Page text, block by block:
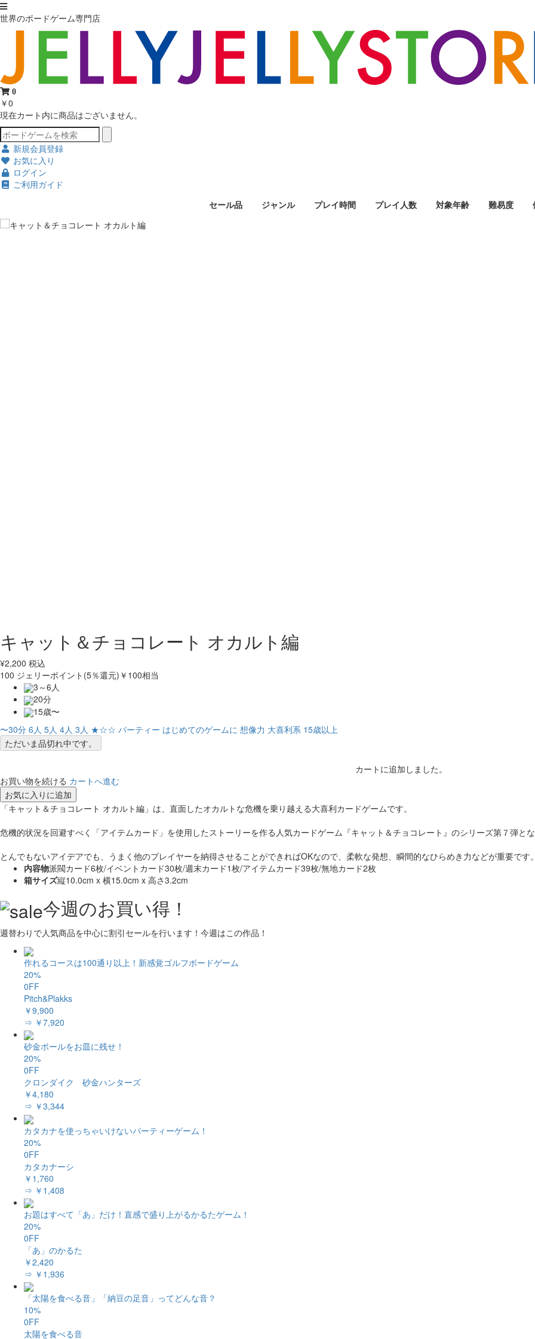
世界のボードゲーム専門店
0
￥0
現在カート内に商品はございません。
新規会員登録
お気に入り
ログイン
ご利用ガイド
セール品
ジャンル プレイ時間 プレイ人数 対象年齢 難易度
キャット＆チョコレート オカルト編
¥2,200 税込
100 ジェリーポイント(5％還元) ￥100相当
3～6人
20分
15歳〜
〜30分 6人 5人 4人 3人 ★☆☆ パーティー はじめてのゲームに 想像力 大喜利系 15歳以上
ただいま品切れ中です。
カートに追加しました。
お買い物を続ける カートへ進む
お気に入りに追加
「キャット＆チョコレート オカルト編」は、直面したオカルトな危機を乗り越える大喜利カードゲームです。
危機的状況を回避すべく「アイテムカード」を使用したストーリーを作る人気カードゲーム『キャット＆チョコレート』のシリーズ第７弾とな
とんでもないアイデアでも、うまく他のプレイヤーを納得させることができればOKなので、柔軟な発想、瞬間的なひらめき力などが重要です。
内容物派閥カード6枚/イベントカード30枚/週末カード1枚/アイテムカード39枚/無地カード2枚
箱サイズ縦10.0cm x 横15.0cm x 高さ3.2cm
今週のお買い得！
週替わりで人気商品を中心に割引セールを行います！今週はこの作品！
作れるコースは100通り以上！新感覚ゴルフボードゲーム
20%
0FF
Pitch&Plakks
￥9,900
⇒ ￥7,920
砂金ボールをお皿に残せ！
20%
0FF
クロンダイク 砂金ハンターズ
￥4,180
⇒ ￥3,344
カタカナを使っちゃいけないパーティーゲーム！
20%
0FF
カタカナーシ
￥1,760
⇒ ￥1,408
お題はすべて「あ」だけ！直感で盛り上がるかるたゲーム！
20%
0FF
「あ」のかるた
￥2,420
⇒ ￥1,936
「太陽を食べる音」「納豆の足音」ってどんな音？
10%
0FF
太陽を食べる音